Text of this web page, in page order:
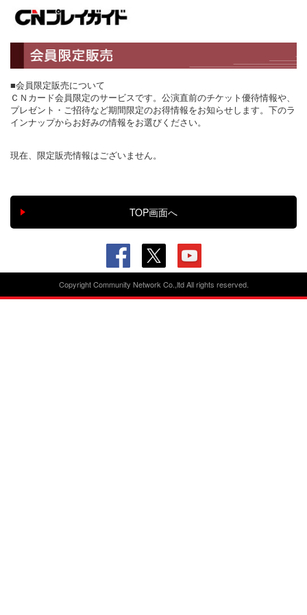
■会員限定販売について
ＣＮカード会員限定のサービスです。公演直前のチケット優待情報や、
プレゼント・ご招待など期間限定のお得情報をお知らせします。下のラ
インナップからお好みの情報をお選びください。
現在、限定販売情報はございません。
Copyright Community Network Co.,ltd All rights reserved.